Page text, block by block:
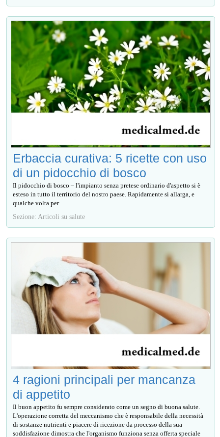
Erbaccia curativa: 5 ricette con uso
di un pidocchio di bosco
Il pidocchio di bosco – l'impianto senza pretese ordinario d'aspetto si è
esteso in tutto il territorio del nostro paese. Rapidamente si allarga, e
qualche volta per...
Sezione: Articoli su salute
4 ragioni principali per mancanza
di appetito
Il buon appetito fu sempre considerato come un segno di buona salute.
L'operazione corretta del meccanismo che è responsabile della necessità
di sostanze nutrienti e piacere di ricezione da processo della sua
soddisfazione dimostra che l'organismo funziona senza offerta speciale